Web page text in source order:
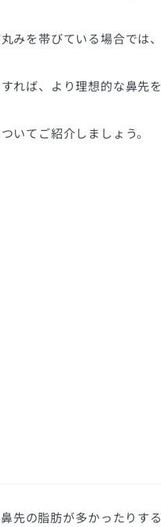
みを帯びている場合では、
れば、より理想的な鼻先を
いてご紹介しましょう。
先の脂肪が多かったりする